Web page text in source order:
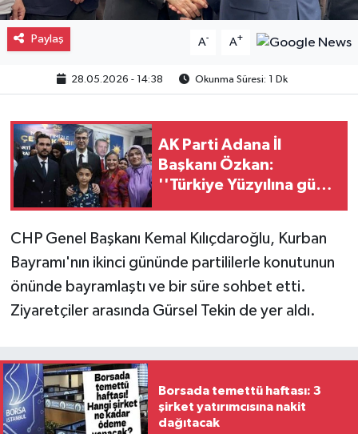
Paylaş A- A+
28.05.2026 - 14:38 Okunma Süresi: 1 Dk
AK Parti Adana İl
Başkanı Özkan:
''Türkiye Yüzyılına güçlü
CHP Genel Başkanı Kemal Kılıçdaroğlu, Kurban
Bayramı'nın ikinci gününde partililerle konutunun
önünde bayramlaştı ve bir süre sohbet etti.
Ziyaretçiler arasında Gürsel Tekin de yer aldı.
Borsada temettü haftası: 3
şirket yatırımcısına nakit
dağıtacak